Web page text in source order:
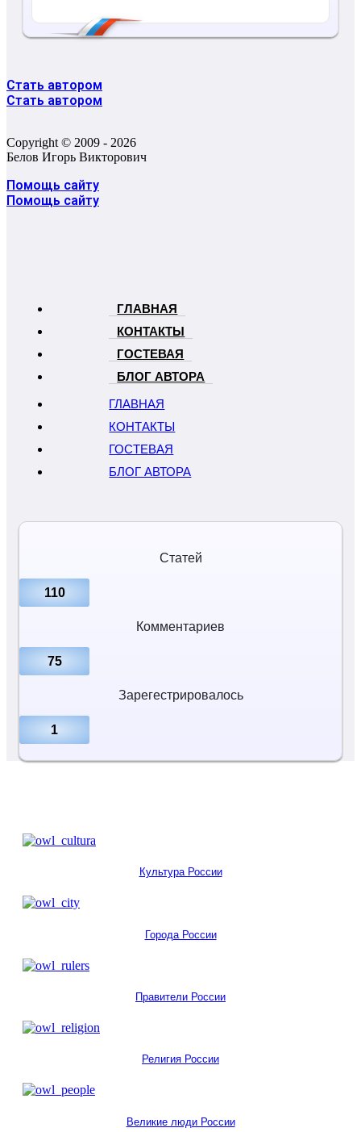
Стать автором
Стать автором
Copyright © 2009 - 2026
Белов Игорь Викторович
Помощь сайту
Помощь сайту
ГЛАВНАЯ
КОНТАКТЫ
ГОСТЕВАЯ
БЛОГ АВТОРА
ГЛАВНАЯ
КОНТАКТЫ
ГОСТЕВАЯ
БЛОГ АВТОРА
Статей
110
Комментариев
75
Зарегестрировалось
1
Культура России
Города России
Правители России
Религия России
Великие люди России